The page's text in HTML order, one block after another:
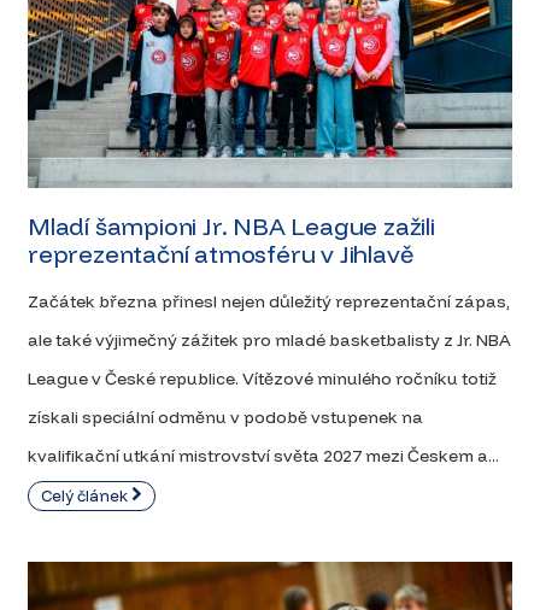
Mladí šampioni Jr. NBA League zažili
reprezentační atmosféru v Jihlavě
Začátek března přinesl nejen důležitý reprezentační zápas,
ale také výjimečný zážitek pro mladé basketbalisty z Jr. NBA
League v České republice. Vítězové minulého ročníku totiž
získali speciální odměnu v podobě vstupenek na
kvalifikační utkání mistrovství světa 2027 mezi Českem a...
Celý článek